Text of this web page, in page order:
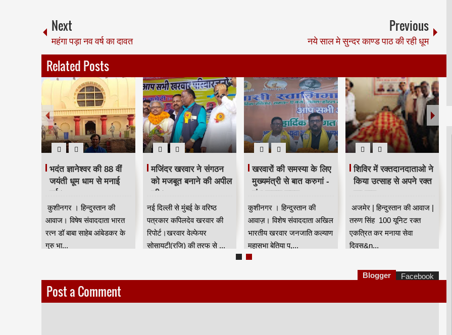
Next
महंगा पड़ा नव वर्ष का दावत
Previous
नये साल मे सुन्दर काण्ड पाठ की रही धूम
Related Posts
भदंत ज्ञानेश्वर की 88 वीं
जयंती धूम धाम से मनाई
गई।
कुशीनगर । हिन्दुस्तान की
आवाज। विषेष संवाददाता भारत
रत्न डॉ बाबा साहेब आंबेडकर के
गुरु भा...
मजिंदर खरवार ने संगठन
को मजबूत बनाने की अपील
की।
नई दिल्ली से मुंबई के वरिष्ठ
पत्रकार कपिलदेव खरवार की
रिपोर्ट।खरवार वेल्फेयर
सोसायटी(रजि) की तरफ से ...
खरवारों की समस्या के लिए
मुख्यमंत्री से बात करुगां -
शंभू कुमार सुमन
कुशीनगर । हिन्दुस्तान की
आवाज़। विशेष संवाददाता अखिल
भारतीय खरवार जनजाति कल्याण
महासभा बेतिया प,...
शिविर में रक्तदानदाताओ ने
किया उत्साह से अपने रक्त
का दान
अजमेर | हिन्दुस्तान की आवाज |
तरुण सिंह 100 यूनिट रक्त
एकत्रित कर मनाया सेवा
दिवस&n...
Post a Comment
Blogger Facebook